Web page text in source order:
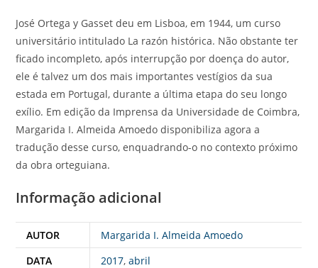
José Ortega y Gasset deu em Lisboa, em 1944, um curso
universitário intitulado La razón histórica. Não obstante ter
ficado incompleto, após interrupção por doença do autor,
ele é talvez um dos mais importantes vestígios da sua
estada em Portugal, durante a última etapa do seu longo
exílio. Em edição da Imprensa da Universidade de Coimbra,
Margarida I. Almeida Amoedo disponibiliza agora a
tradução desse curso, enquadrando-o no contexto próximo
da obra orteguiana.
Informação adicional
AUTOR
Margarida I. Almeida Amoedo
DATA
2017,abril